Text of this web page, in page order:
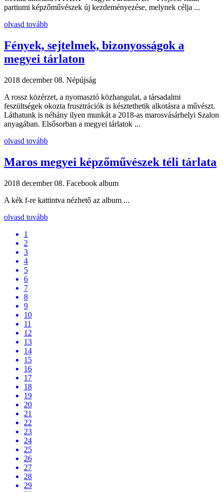
partiumi képzőművészek új kezdeményezése, melynek célja ...
olvasd tovább
Fények, sejtelmek, bizonyosságok a
megyei tárlaton
2018 december 08. Népújság
A rossz közérzet, a nyomasztó közhangulat, a társadalmi
feszültségek okozta frusztrációk is késztethetik alkotásra a művészt.
Láthatunk is néhány ilyen munkát a 2018-as marosvásárhelyi Szalon
anyagában. Elsősorban a megyei tárlatok ...
olvasd tovább
Maros megyei képzőművészek téli tárlata
2018 december 08. Facebook album
A kék f-re kattintva nézhető az album ...
olvasd tovább
1
2
3
4
5
6
7
8
9
10
11
12
13
14
15
16
17
18
19
20
21
22
23
24
25
26
27
28
29